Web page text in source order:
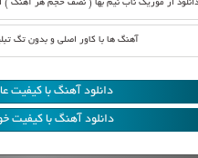
دانلود از موزیک ناب نیم بها ( نصف حجم هر آهنگ
آهنگ ها با کاور اصلی و بدون تگ
دانلود آهنگ با کیفیت عالی
دانلود آهنگ با کیفیت خوب